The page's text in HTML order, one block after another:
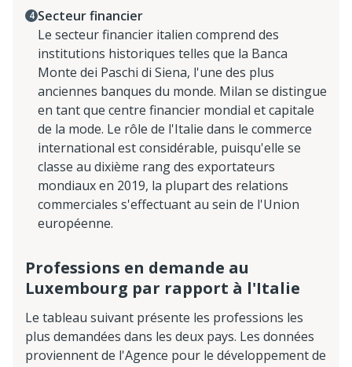
Secteur financier
Le secteur financier italien comprend des
institutions historiques telles que la Banca
Monte dei Paschi di Siena, l'une des plus
anciennes banques du monde. Milan se distingue
en tant que centre financier mondial et capitale
de la mode. Le rôle de l'Italie dans le commerce
international est considérable, puisqu'elle se
classe au dixième rang des exportateurs
mondiaux en 2019, la plupart des relations
commerciales s'effectuant au sein de l'Union
européenne.
Professions en demande au
Luxembourg par rapport à l'Italie
Le tableau suivant présente les professions les
plus demandées dans les deux pays. Les données
proviennent de l'Agence pour le développement de